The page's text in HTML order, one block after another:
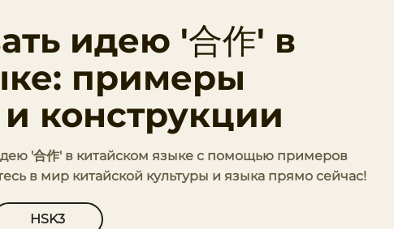
идею '合作' в
примеры
конструкции
'合作' в китайском языке с помощью примеров
в мир китайской культуры и языка прямо сейчас!
HSK3